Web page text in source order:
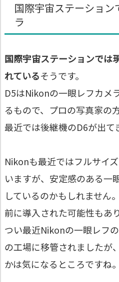
国際宇宙ステーション
ラ
国際宇宙ステーションでは
れているそうです。
D5はNikonの一眼レフカメ
るもので、プロの写真家の
最近では後継機のD6が出て
Nikonも最近ではフルサイ
いますが、安定感のある一
しているのかもしれません
前に導入された可能性もあ
つい最近Nikonの一眼レフ
の工場に移管されましたが
かは気になるところですね。